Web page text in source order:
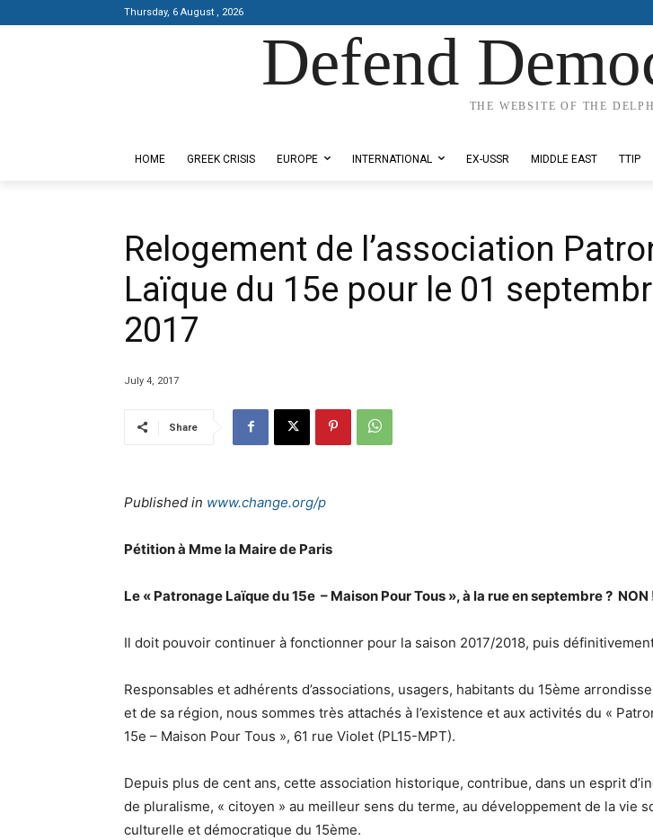
Thursday, 6 August , 2026
Defend
THE WEBSITE OF THE
HOME GREEK CRISIS EUROPE INTERNATIONAL EX-USSR MIDDLE EAST TTIP
Relogement de l’association
Laïque du 15e pour le 01
2017
July 4, 2017
Share
Published in www.change.org/p
Pétition à Mme la Maire de Paris
Le « Patronage Laïque du 15e – Maison Pour Tous », à la rue en septembre ? NON
Il doit pouvoir continuer à fonctionner pour la saison 2017/2018, puis
Responsables et adhérents d’associations, usagers, habitants du 15ème
et de sa région, nous sommes très attachés à l’existence et aux activités du «
15e – Maison Pour Tous », 61 rue Violet (PL15-MPT).
Depuis plus de cent ans, cette association historique, contribue, dans un esprit
de pluralisme, « citoyen » au meilleur sens du terme, au développement de la vie
culturelle et démocratique du 15ème.